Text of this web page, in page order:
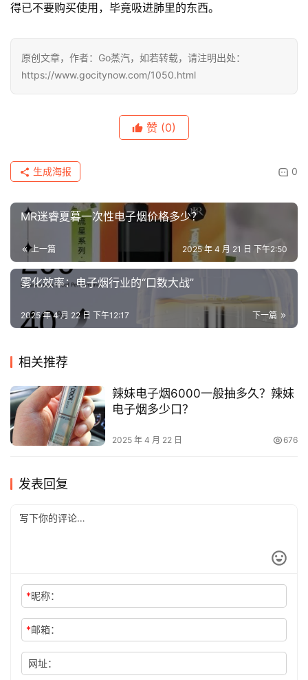
得已不要购买使用，毕竟吸进肺里的东西。
原创文章，作者：Go蒸汽，如若转载，请注明出处：
https://www.gocitynow.com/1050.html
赞 (0)
0
生成海报
MR迷睿夏暮一次性电子烟价格多少？
上一篇 2025 年 4 月 21 日 下午2:50
雾化效率：电子烟行业的“口数大战”
下一篇
2025 年 4 月 22 日 下午12:17
相关推荐
辣妹电子烟6000一般抽多久？辣妹
电子烟多少口？
2025 年 4 月 22 日 676
发表回复
*昵称：
*邮箱：
网址：